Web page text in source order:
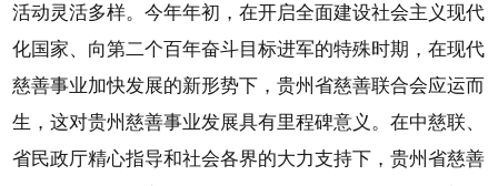
活动灵活多样。今年年初，在开启全面建设社会主义现代
化国家、向第二个百年奋斗目标进军的特殊时期，在现代
慈善事业加快发展的新形势下，贵州省慈善联合会应运而
生，这对贵州慈善事业发展具有里程碑意义。在中慈联、
省民政厅精心指导和社会各界的大力支持下，贵州省慈善